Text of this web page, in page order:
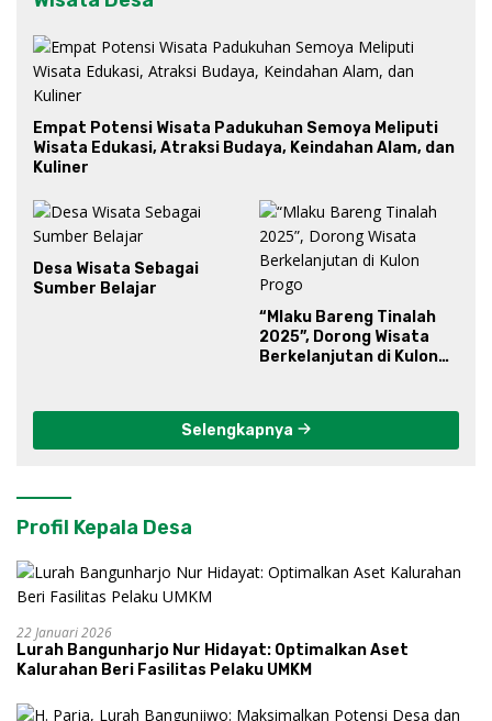
Empat Potensi Wisata Padukuhan Semoya Meliputi
Wisata Edukasi, Atraksi Budaya, Keindahan Alam, dan
Kuliner
Desa Wisata Sebagai
Sumber Belajar
“Mlaku Bareng Tinalah
2025”, Dorong Wisata
Berkelanjutan di Kulon
Selengkapnya
Profil Kepala Desa
22 Januari 2026
Lurah Bangunharjo Nur Hidayat: Optimalkan Aset
Kalurahan Beri Fasilitas Pelaku UMKM